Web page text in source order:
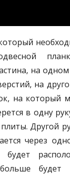
на
на
на который
в одну
Другой
через
будет